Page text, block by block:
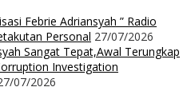
Febrie Adriansyah ” Radio
Personal 27/07/2026
Sangat Tepat,Awal Terungkap
Investigation
07/2026